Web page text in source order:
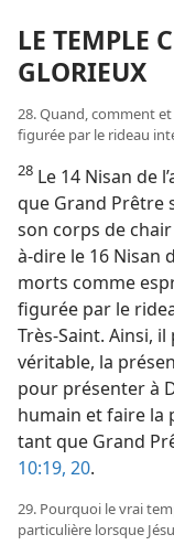
LE TEMPLE
GLORIEUX
28. Quand, comment
figurée par le rideau
28 Le 14 Nisan de
que Grand Prêtre
son corps de
à-dire le 16 Nisan
morts comme
figurée par le
Très-Saint. Ainsi,
véritable, la
pour présenter à
humain et faire la
tant que Grand
10:19, 20.
29. Pourquoi le vrai
particulière lorsque